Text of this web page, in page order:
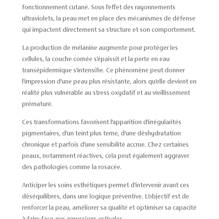
fonctionnement cutané. Sous l’effet des rayonnements
ultraviolets, la peau met en place des mécanismes de défense
qui impactent directement sa structure et son comportement.
La production de mélanine augmente pour protéger les
cellules, la couche cornée s’épaissit et la perte en eau
transépidermique s’intensifie. Ce phénomène peut donner
l’impression d’une peau plus résistante, alors qu’elle devient en
réalité plus vulnérable au stress oxydatif et au vieillissement
prématuré.
Ces transformations favorisent l’apparition d’irrégularités
pigmentaires, d’un teint plus terne, d’une déshydratation
chronique et parfois d’une sensibilité accrue. Chez certaines
peaux, notamment réactives, cela peut également aggraver
des pathologies comme la rosacée.
Anticiper les soins esthétiques permet d’intervenir avant ces
déséquilibres, dans une logique préventive. L’objectif est de
renforcer la peau, améliorer sa qualité et optimiser sa capacité